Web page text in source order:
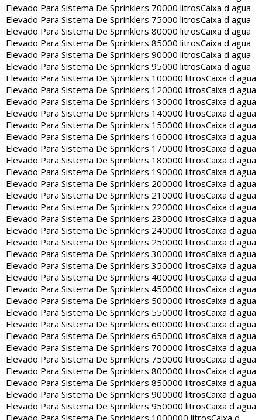
Elevado Para Sistema De Sprinklers 70000 litrosCaixa d agua
Elevado Para Sistema De Sprinklers 75000 litrosCaixa d agua
Elevado Para Sistema De Sprinklers 80000 litrosCaixa d agua
Elevado Para Sistema De Sprinklers 85000 litrosCaixa d agua
Elevado Para Sistema De Sprinklers 90000 litrosCaixa d agua
Elevado Para Sistema De Sprinklers 95000 litrosCaixa d agua
Elevado Para Sistema De Sprinklers 100000 litrosCaixa d agua
Elevado Para Sistema De Sprinklers 120000 litrosCaixa d agua
Elevado Para Sistema De Sprinklers 130000 litrosCaixa d agua
Elevado Para Sistema De Sprinklers 140000 litrosCaixa d agua
Elevado Para Sistema De Sprinklers 150000 litrosCaixa d agua
Elevado Para Sistema De Sprinklers 160000 litrosCaixa d agua
Elevado Para Sistema De Sprinklers 170000 litrosCaixa d agua
Elevado Para Sistema De Sprinklers 180000 litrosCaixa d agua
Elevado Para Sistema De Sprinklers 190000 litrosCaixa d agua
Elevado Para Sistema De Sprinklers 200000 litrosCaixa d agua
Elevado Para Sistema De Sprinklers 210000 litrosCaixa d agua
Elevado Para Sistema De Sprinklers 220000 litrosCaixa d agua
Elevado Para Sistema De Sprinklers 230000 litrosCaixa d agua
Elevado Para Sistema De Sprinklers 240000 litrosCaixa d agua
Elevado Para Sistema De Sprinklers 250000 litrosCaixa d agua
Elevado Para Sistema De Sprinklers 300000 litrosCaixa d agua
Elevado Para Sistema De Sprinklers 350000 litrosCaixa d agua
Elevado Para Sistema De Sprinklers 400000 litrosCaixa d agua
Elevado Para Sistema De Sprinklers 450000 litrosCaixa d agua
Elevado Para Sistema De Sprinklers 500000 litrosCaixa d agua
Elevado Para Sistema De Sprinklers 550000 litrosCaixa d agua
Elevado Para Sistema De Sprinklers 600000 litrosCaixa d agua
Elevado Para Sistema De Sprinklers 650000 litrosCaixa d agua
Elevado Para Sistema De Sprinklers 700000 litrosCaixa d agua
Elevado Para Sistema De Sprinklers 750000 litrosCaixa d agua
Elevado Para Sistema De Sprinklers 800000 litrosCaixa d agua
Elevado Para Sistema De Sprinklers 850000 litrosCaixa d agua
Elevado Para Sistema De Sprinklers 900000 litrosCaixa d agua
Elevado Para Sistema De Sprinklers 950000 litrosCaixa d agua